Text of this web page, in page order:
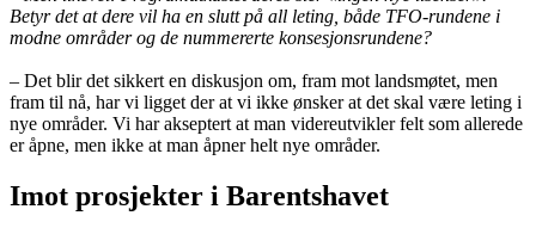
Betyr det at dere vil ha en slutt på all leting, både TFO-rundene i
modne områder og de nummererte konsesjonsrundene?
– Det blir det sikkert en diskusjon om, fram mot landsmøtet, men
fram til nå, har vi ligget der at vi ikke ønsker at det skal være leting i
nye områder. Vi har akseptert at man videreutvikler felt som allerede
er åpne, men ikke at man åpner helt nye områder.
Imot prosjekter i Barentshavet